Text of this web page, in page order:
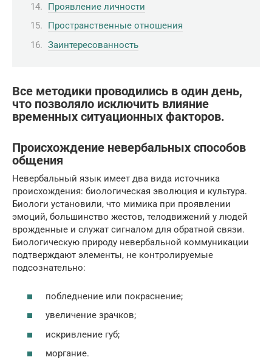
Проявление личности
Пространственные отношения
Заинтересованность
Все методики проводились в один день,
что позволяло исключить влияние
временных ситуационных факторов.
Происхождение невербальных способов
общения
Невербальный язык имеет два вида источника
происхождения: биологическая эволюция и культура.
Биологи установили, что мимика при проявлении
эмоций, большинство жестов, телодвижений у людей
врожденные и служат сигналом для обратной связи.
Биологическую природу невербальной коммуникации
подтверждают элементы, не контролируемые
подсознательно:
побледнение или покраснение;
увеличение зрачков;
искривление губ;
моргание.